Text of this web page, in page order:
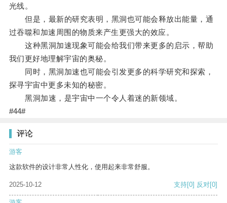
光线。
但是，最新的研究表明，黑洞也可能会释放出能量，通
过吞噬和加速周围的物质来产生更强大的效应。
这种黑洞加速现象可能会给我们带来更多的启示，帮助
我们更好地理解宇宙的奥秘。
同时，黑洞加速也可能会引发更多的科学研究和探索，
探寻宇宙中更多未知的秘密。
黑洞加速，是宇宙中一个令人着迷的新领域。
#44#
评论
游客
这款软件的设计非常人性化，使用起来非常舒服。
2025-10-12 支持[0] 反对[0]